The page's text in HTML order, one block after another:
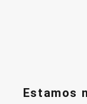
Estamos